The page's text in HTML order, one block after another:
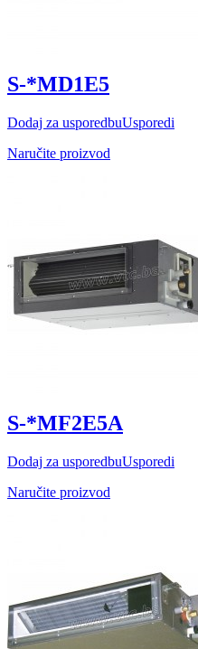
S-*MD1E5
Dodaj za usporedbuUsporedi
Naručite proizvod
S-*MF2E5A
Dodaj za usporedbuUsporedi
Naručite proizvod